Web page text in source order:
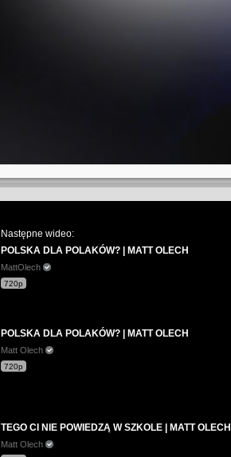
Następne wideo:
POLSKA DLA POLAKÓW? | MATT OLECH
MattOlech
720p
POLSKA DLA POLAKÓW? | MATT OLECH
Matt Olech
720p
TEGO CI NIE POWIEDZĄ W SZKOLE | MATT OLECH
Matt Olech